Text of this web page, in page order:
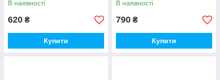
В наявності
620 ₴
Купити
В наявності
790 ₴
Купити